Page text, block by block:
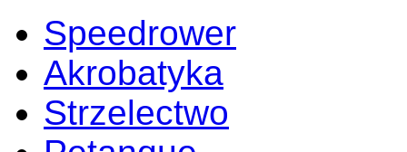
Speedrower
Akrobatyka
Strzelectwo